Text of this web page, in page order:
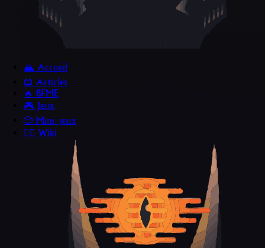
🏔️ Accueil
📖 Articles
🔥 BFME
🎮 Jeux
🎲 Mini~jeux
🧙‍♂️ Wiki